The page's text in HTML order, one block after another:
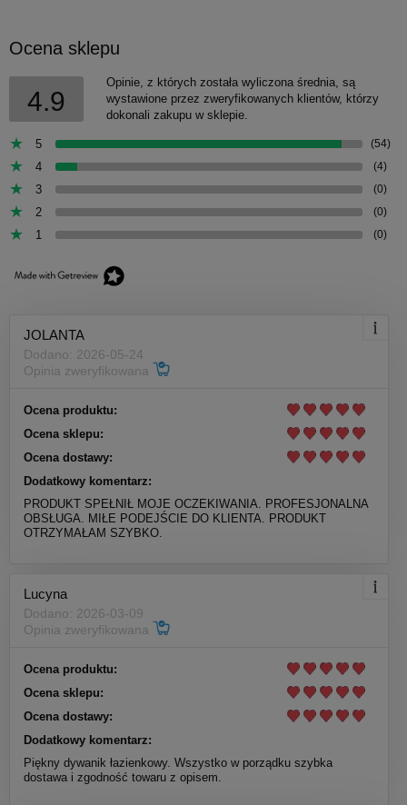
Ocena sklepu
4.9
Opinie, z których została wyliczona średnia, są
wystawione przez zweryfikowanych klientów, którzy
dokonali zakupu w sklepie.
5 (54)
4 (4)
3 (0)
2 (0)
1 (0)
JOLANTA
Dodano: 2026-05-24
Opinia zweryfikowana
Ocena produktu:
Ocena sklepu:
Ocena dostawy:
Dodatkowy komentarz:
PRODUKT SPEŁNIŁ MOJE OCZEKIWANIA. PROFESJONALNA
OBSŁUGA. MIŁE PODEJŚCIE DO KLIENTA. PRODUKT
OTRZYMAŁAM SZYBKO.
Lucyna
Dodano: 2026-03-09
Opinia zweryfikowana
Ocena produktu:
Ocena sklepu:
Ocena dostawy:
Dodatkowy komentarz:
Piękny dywanik łazienkowy. Wszystko w porządku szybka
dostawa i zgodność towaru z opisem.